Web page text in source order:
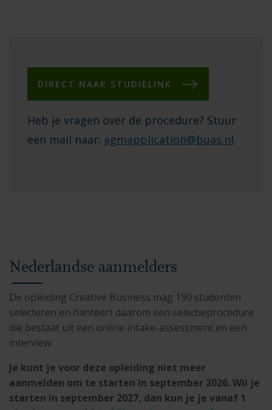
DIRECT NAAR STUDIELINK
Heb je vragen over de procedure? Stuur
een mail naar: agmapplication@buas.nl.
Nederlandse aanmelders
De opleiding Creative Business mag 190 studenten
selecteren en hanteert daarom een selectieprocedure
die bestaat uit een online intake-assessment en een
interview.
Je kunt je voor deze opleiding niet meer
aanmelden om te starten in september 2026. Wil je
starten in september 2027, dan kun je je vanaf 1